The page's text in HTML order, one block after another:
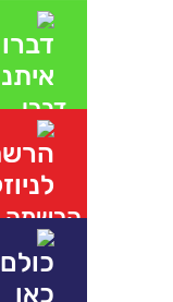
דברו
איתנו
הרשמה
לניוזלטר